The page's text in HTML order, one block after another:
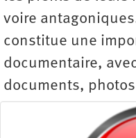
voire
constitue une
documentaire,
documents,